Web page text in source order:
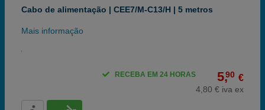
Cabo de alimentação | CEE7/M-C13/H | 5 metros
Mais informação
5,90 €
4,80 € iva ex
RECEBA EM 24 HORAS